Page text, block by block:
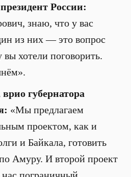
России:
знаю, что у вас
из них — это вопрос
хотели поговорить.
губернатора
«Мы предлагаем
проектом, как и
и Байкала, готовить
Амуру. И второй проект